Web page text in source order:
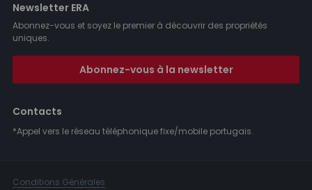
Newsletter ERA
Abonnez-vous et soyez le premier à découvrir des propriétés
uniques.
Abonnez-vous à la newsletter
Contacts
*Appel vers le réseau téléphonique fixe/mobile portugais.
Conditions Générales